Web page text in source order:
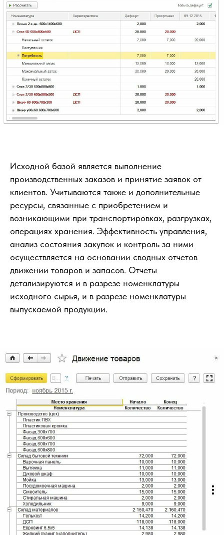
Исходной базой является выполнение
производственных заказов и принятие заявок от
клиентов. Учитываются также и дополнительные
ресурсы, связанные с приобретением и
возникающими при транспортировках, разгрузках,
операциях хранения. Эффективность управления,
анализ состояния закупок и контроль за ними
осуществляется на основании сводных отчетов
движении товаров и запасов. Отчеты
детализируются и в разрезе номенклатуры
исходного сырья, и в разрезе номенклатуры
выпускаемой продукции.